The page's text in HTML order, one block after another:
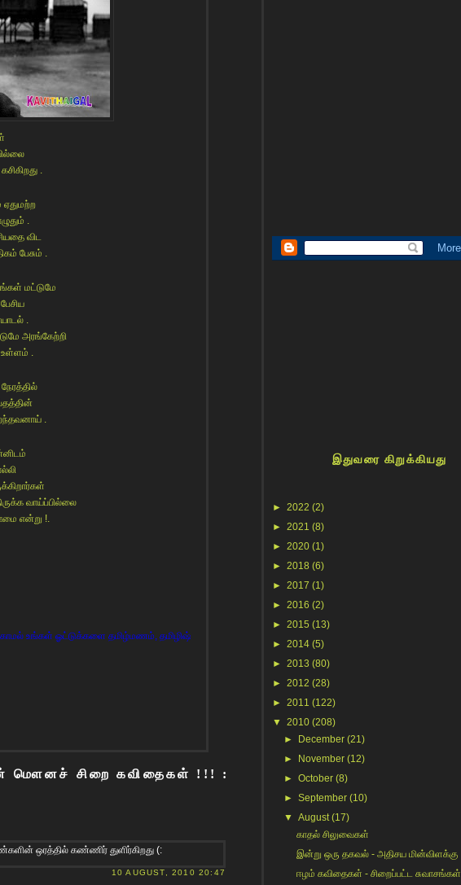
.
ஏதுமற்ற
.
விட
பேசும் .
மட்டுமே
.
அரங்கேற்றி
.
.
வாய்ப்பில்லை
என்று !.
உங்கள் ஓட்டுக்களை தமிழ்மணம், தமிழிஷ்
மௌனச் சிறை கவிதைகள் !!! :
ஒரத்தில் கண்ணிர் துளிர்கிறது (:
10 AUGUST, 2010 20:47
இதுவரை கிறுக்கியது
► 2022 (2)
► 2021 (8)
► 2020 (1)
► 2018 (6)
► 2017 (1)
► 2016 (2)
► 2015 (13)
► 2014 (5)
► 2013 (80)
► 2012 (28)
► 2011 (122)
▼ 2010 (208)
►
December (21)
►
November (12)
►October (8)
►September (10)
▼ August (17)
காதல் சிலுவைகள்
இன்று ஒரு தகவல் - அதிசய மின்விளக்கு
ஈழம் கவிதைகள் - சிறைப்பட்ட சுவாசங்கள்